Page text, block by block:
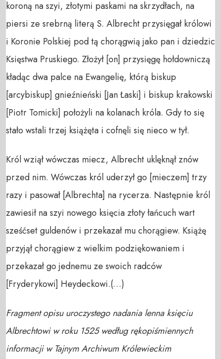
koroną na szyi, złotymi paskami na skrzy­dłach, na
piersi ze srebrną literą S. Albrecht przysięgał królowi
i Koronie Polskiej pod tą chorągwią jako pan i dziedzic
Księstwa Pruskiego. Złożył [on] przysięgę hołdow­niczą
kładąc dwa palce na Ewangelię, którą biskup
[arcybiskup] gnieźnieński [Jan Łaski] i biskup krakowski
[Piotr Tomicki] położyli na kolanach króla. Gdy to się
stało wstali trzej książęta i cofnęli się nieco w tył.
Król wziął wówczas miecz, Albrecht uklęknął znów
przed nim. Wówczas król uderzył go [mieczem] trzy
razy i pasował [Albrechta] na rycerza. Następnie król
za­wiesił na szyi nowego księcia złoty łańcuch wart
sześćset guldenów i przekazał mu chorągiew. Książę
przyjął chorągiew z wielkim podziękowaniem i
przekazał go jed­nemu ze swoich radców
[Fryderykowi] Heydeckowi.(…)
Fragment opisu uroczystego nadania lenna księciu
Albrechtowi w roku 1525 według rękopiśmiennych
informacji w Tajnym Archiwum Królewieckim